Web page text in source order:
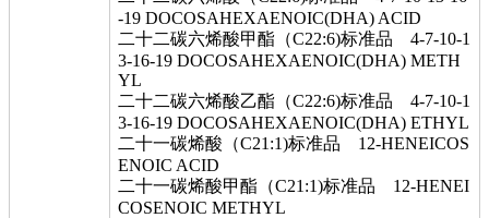
-19 DOCOSAHEXAENOIC(DHA) ACID
二十二碳六烯酸甲酯（C22:6)标准品 4-7-10-1
3-16-19 DOCOSAHEXAENOIC(DHA) METH
YL
二十二碳六烯酸乙酯（C22:6)标准品 4-7-10-1
3-16-19 DOCOSAHEXAENOIC(DHA) ETHYL
二十一碳烯酸（C21:1)标准品 12-HENEICOS
ENOIC ACID
二十一碳烯酸甲酯（C21:1)标准品 12-HENEI
COSENOIC METHYL